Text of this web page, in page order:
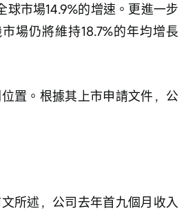
市場14.9%的增速。更進一步
場仍將維持18.7%的年均增長
置。根據其上市申請文件，公
所述，公司去年首九個月收入